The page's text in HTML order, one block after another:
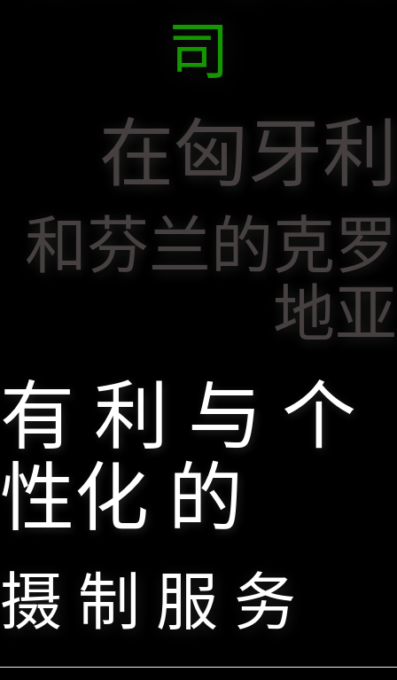
司
在匈牙利
和芬兰的克罗
地亚
有 利 与 个
性化 的
摄 制 服 务